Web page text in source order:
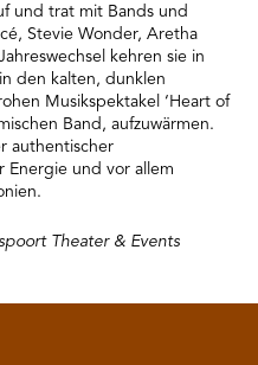
und trat mit Bands und
Stevie Wonder, Aretha
kehren sie in
den kalten, dunklen
Musikspektakel ‘Heart of
Band, aufzuwärmen.
authentischer
Energie und vor allem
Theater & Events